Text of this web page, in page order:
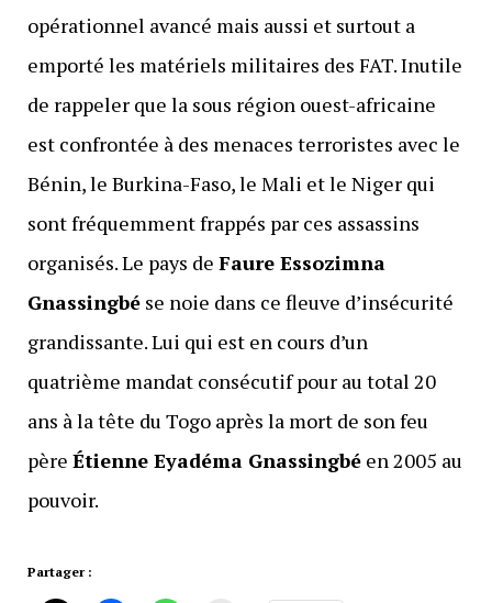
opérationnel avancé mais aussi et surtout a
emporté les matériels militaires des FAT. Inutile
de rappeler que la sous région ouest-africaine
est confrontée à des menaces terroristes avec le
Bénin, le Burkina-Faso, le Mali et le Niger qui
sont fréquemment frappés par ces assassins
organisés. Le pays de Faure Essozimna
Gnassingbése noie dans ce fleuve d’insécurité
grandissante. Lui qui est en cours d’un
quatrième mandat consécutif pour au total 20
ans à la tête du Togo après la mort de son feu
père Étienne Eyadéma Gnassingbéen 2005 au
pouvoir.
Partager :